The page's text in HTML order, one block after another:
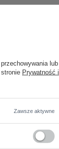
5906694110801
lub
Prywatność i
Zawsze aktywne